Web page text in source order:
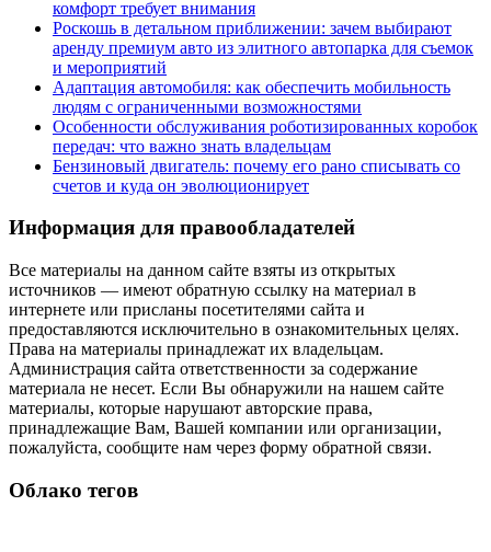
комфорт требует внимания
Роскошь в детальном приближении: зачем выбирают
аренду премиум авто из элитного автопарка для съемок
и мероприятий
Адаптация автомобиля: как обеспечить мобильность
людям с ограниченными возможностями
Особенности обслуживания роботизированных коробок
передач: что важно знать владельцам
Бензиновый двигатель: почему его рано списывать со
счетов и куда он эволюционирует
Информация для правообладателей
Все материалы на данном сайте взяты из открытых
источников — имеют обратную ссылку на материал в
интернете или присланы посетителями сайта и
предоставляются исключительно в ознакомительных целях.
Права на материалы принадлежат их владельцам.
Администрация сайта ответственности за содержание
материала не несет. Если Вы обнаружили на нашем сайте
материалы, которые нарушают авторские права,
принадлежащие Вам, Вашей компании или организации,
пожалуйста, сообщите нам через форму обратной связи.
Облако тегов